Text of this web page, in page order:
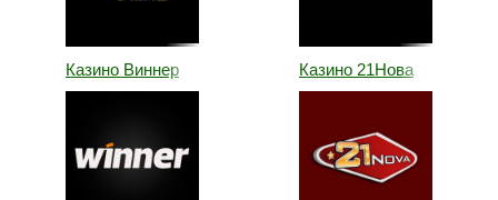
Казино Виннер Казино 21Нова